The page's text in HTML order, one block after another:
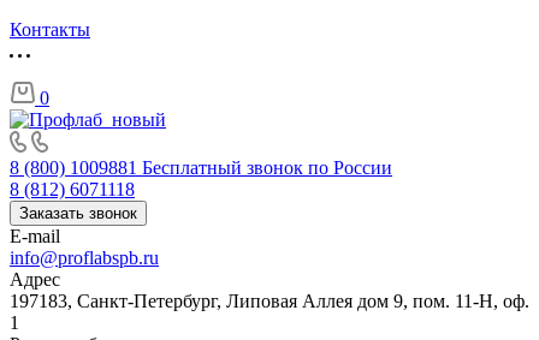
Контакты
0
8 (800) 1009881 Бесплатный звонок по России
8 (812) 6071118
Заказать звонок
E-mail
info@proflabspb.ru
Адрес
197183, Санкт-Петербург, Липовая Аллея дом 9, пом. 11-Н, оф.
1